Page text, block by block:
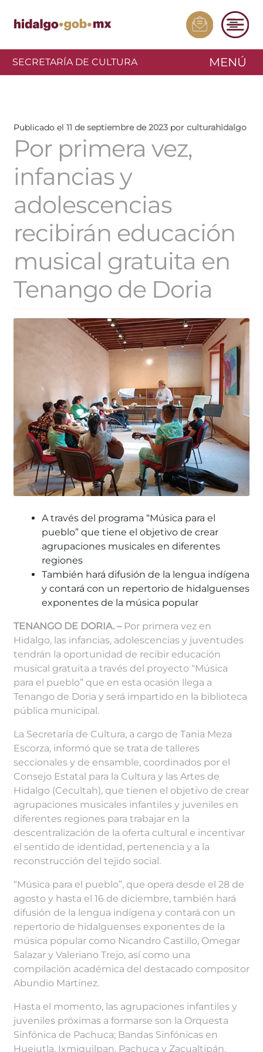
SECRETARÍA DE CULTURA MENÚ
Publicado el 11 de septiembre de 2023 por culturahidalgo
Por primera vez,
infancias y
adolescencias
recibirán educación
musical gratuita en
Tenango de Doria
A través del programa “Música para el
pueblo” que tiene el objetivo de crear
agrupaciones musicales en diferentes
regiones
También hará difusión de la lengua indígena
y contará con un repertorio de hidalguenses
exponentes de la música popular
TENANGO DE DORIA. –Por primera vez en
Hidalgo, las infancias, adolescencias y juventudes
tendrán la oportunidad de recibir educación
musical gratuita a través del proyecto “Música
para el pueblo” que en esta ocasión llega a
Tenango de Doria y será impartido en la biblioteca
pública municipal.
La Secretaría de Cultura, a cargo de Tania Meza
Escorza, informó que se trata de talleres
seccionales y de ensamble, coordinados por el
Consejo Estatal para la Cultura y las Artes de
Hidalgo (Cecultah), que tienen el objetivo de crear
agrupaciones musicales infantiles y juveniles en
diferentes regiones para trabajar en la
descentralización de la oferta cultural e incentivar
el sentido de identidad, pertenencia y a la
reconstrucción del tejido social.
“Música para el pueblo”, que opera desde el 28 de
agosto y hasta el 16 de diciembre, también hará
difusión de la lengua indígena y contará con un
repertorio de hidalguenses exponentes de la
música popular como Nicandro Castillo, Omegar
Salazar y Valeriano Trejo, así como una
compilación académica del destacado compositor
Abundio Martínez.
Hasta el momento, las agrupaciones infantiles y
juveniles próximas a formarse son la Orquesta
Sinfónica de Pachuca; Bandas Sinfónicas en
Huejutla, Ixmiquilpan, Pachuca y Zacualtipán.